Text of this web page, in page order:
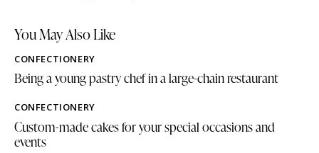
You May Also Like
CONFECTIONERY
Being a young pastry chef in a large-chain restaurant
CONFECTIONERY
Custom-made cakes for your special occasions and
events